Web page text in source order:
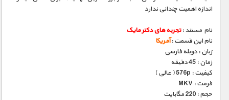
اندازه اهمیت چندانی ندارد
نام مستند :تجربه های دکتر مایک
نام این قسمت :آمریکا
زبان : دوبله فارسی
زمان : 45 دقیقه
کیفیت : 576p ( عالی )
فرمت : MKV
حجم : 220 مگابایت